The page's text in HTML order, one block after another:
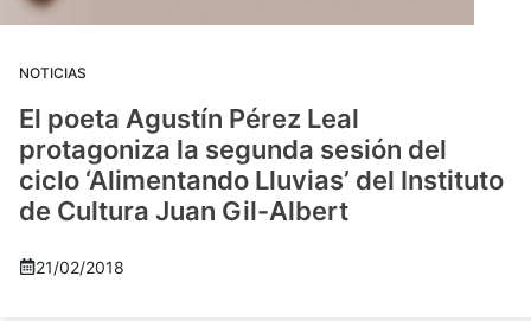
NOTICIAS
El poeta Agustín Pérez Leal
protagoniza la segunda sesión del
ciclo ‘Alimentando Lluvias’ del Instituto
de Cultura Juan Gil-Albert
21/02/2018